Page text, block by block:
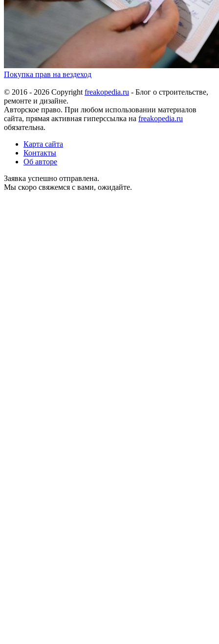
Покупка прав на вездеход
© 2016 - 2026 Copyrightfreakopedia.ru - Блог о строительстве,
ремонте и дизайне.
Авторское право. При любом использовании материалов
сайта, прямая активная гиперссылка на freakopedia.ru
обязательна.
Карта сайта
Контакты
Об авторе
Заявка успешно отправлена.
Мы скоро свяжемся с вами, ожидайте.